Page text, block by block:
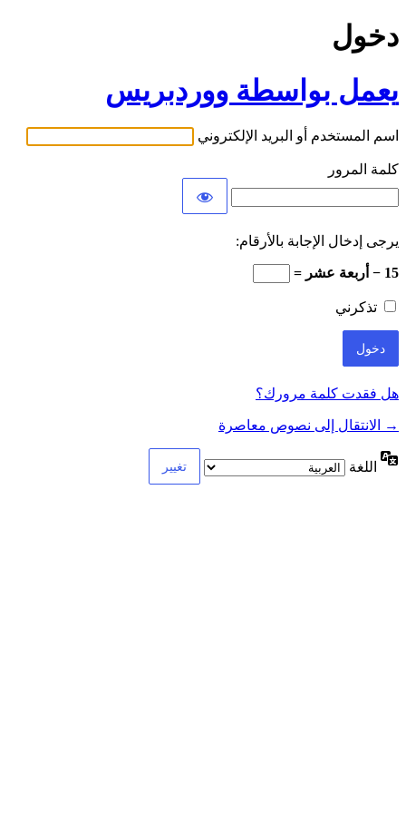
دخول
يعمل بواسطة ووردبريس
اسم المستخدم أو البريد الإلكتروني
كلمة المرور
يرجى إدخال الإجابة بالأرقام:
15 − أربعة عشر =
تذكرني
هل فقدت كلمة مرورك؟
→ الانتقال إلى نصوص معاصرة
اللغة